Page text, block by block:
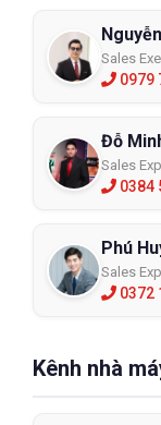
Sales
0979
Đỗ
Sales
0384
Phú
Sales
0372
Kênh nhà